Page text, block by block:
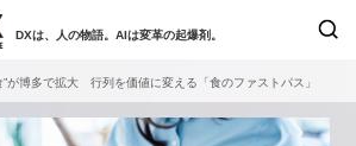
DXは、人の物語。AIは変革の起爆剤。
インタビュー
検索
”が博多で拡大 行列を価値に変える「食のファストパス」